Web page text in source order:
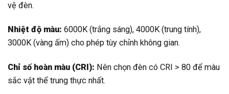
vệ đèn.
Nhiệt độ màu: 6000K (trắng sáng), 4000K (trung tính),
3000K (vàng ấm) cho phép tùy chỉnh không gian.
Chỉ số hoàn màu (CRI): Nên chọn đèn có CRI > 80 để màu
sắc vật thể trung thực nhất.